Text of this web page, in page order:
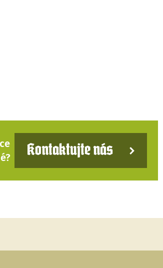
Kontaktujte nás